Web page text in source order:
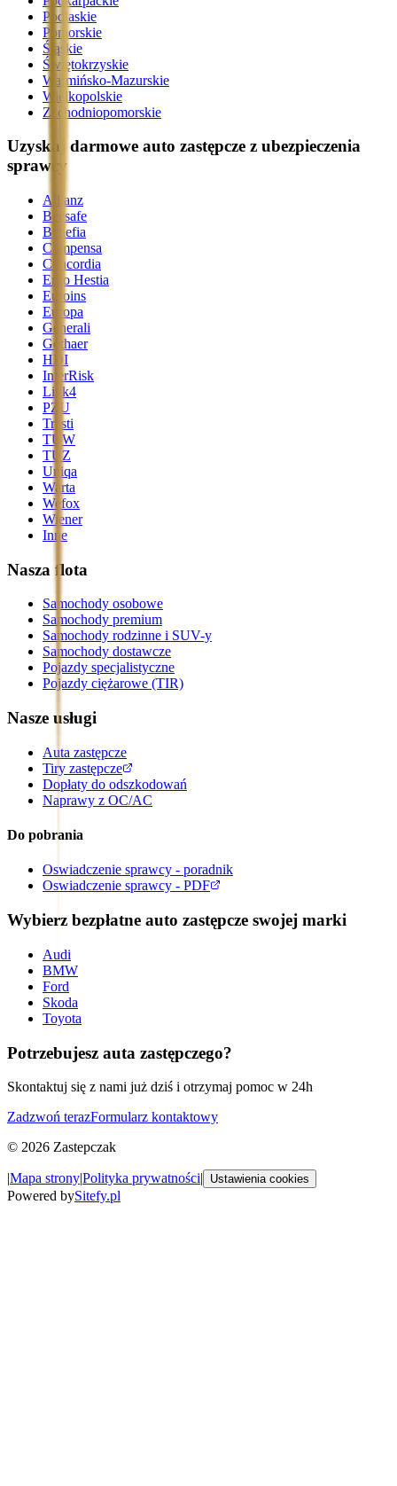
Podlaskie
Pomorskie
Śląskie
Świętokrzyskie
Warmińsko-Mazurskie
Wielkopolskie
Zachodniopomorskie
Uzyskaj darmowe auto zastępcze z ubezpieczenia
sprawcy
Allianz
Beesafe
Benefia
Compensa
Concordia
Ergo Hestia
Euroins
Europa
Generali
Gothaer
HDI
InterRisk
Link4
PZU
Trasti
TUW
TUZ
Uniqa
Warta
Wefox
Wiener
Inne
Nasza flota
Samochody osobowe
Samochody premium
Samochody rodzinne i SUV-y
Samochody dostawcze
Pojazdy specjalistyczne
Pojazdy ciężarowe (TIR)
Nasze usługi
Auta zastępcze
Tiry zastępcze
Dopłaty do odszkodowań
Naprawy z OC/AC
Do pobrania
Oswiadczenie sprawcy - poradnik
Oswiadczenie sprawcy - PDF
Wybierz bezpłatne auto zastępcze swojej marki
Audi
BMW
Ford
Skoda
Toyota
Potrzebujesz auta zastępczego?
Skontaktuj się z nami już dziś i otrzymaj pomoc w 24h
Zadzwoń terazFormularz kontaktowy
© 2026 Zastepczak
|Mapa strony|Polityka prywatności| Ustawienia cookies
Powered bySitefy.pl